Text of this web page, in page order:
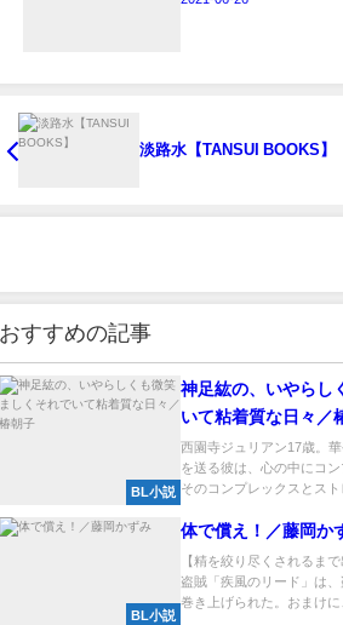
淡路水【TANSUI BOOKS】
おすすめの記事
BL小説
神足紘の、いやらし
いて粘着質な日々／
西園寺ジュリアン17歳。
を送る彼は、心の中にコ
そのコンプレックスとスト
BL小説
体で償え！／藤岡か
【精を絞り尽くされるま
盗賊「疾風のリード」は
巻き上げられた。おまけに